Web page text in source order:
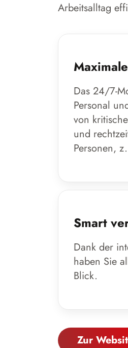
Arbeitsalltag
Das 24/7-
Personal
von
und
Personen,
Smart
Dank der
haben Sie
Blick.
Zur